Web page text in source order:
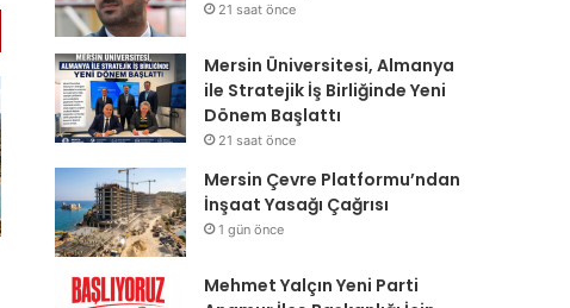
21 saat önce
Mersin Üniversitesi, Almanya
ile Stratejik İş Birliğinde Yeni
Dönem Başlattı
21 saat önce
Mersin Çevre Platformu’ndan
İnşaat Yasağı Çağrısı
1 gün önce
Mehmet Yalçın Yeni Parti